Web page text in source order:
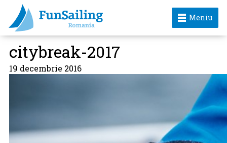
Meniu
citybreak-2017
19 decembrie 2016